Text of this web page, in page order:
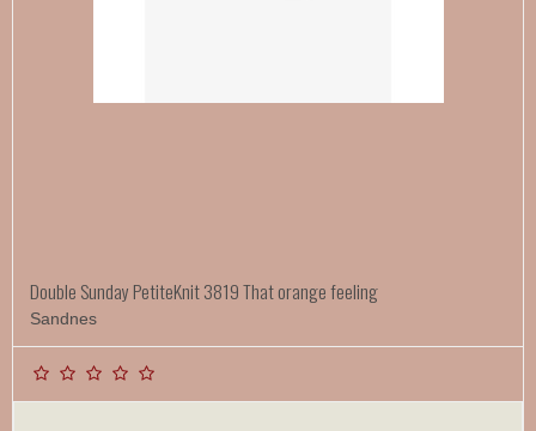
Double Sunday PetiteKnit 3819 That orange feeling
Sandnes